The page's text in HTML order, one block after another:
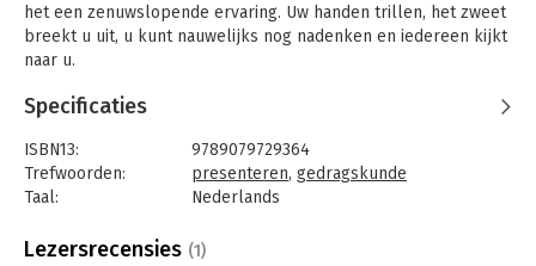
het een zenuwslopende ervaring. Uw handen trillen, het zweet
breekt u uit, u kunt nauwelijks nog nadenken en iedereen kijkt
naar u.
Vaak denken mensen dat hier niets aan te doen is. Niets is
echter minder waar. In 'Plankenkoorts' biedt Rob Faltin
praktische oefeningen - gebaseerd op cognitieve
gedragstherapie en exposuretherapie - om stapsgewijs
gevreesde situaties tegemoet te treden.
Specificaties
ISBN13:
9789079729364
Trefwoorden:
presenteren, gedragskunde
Taal:
Nederlands
Aantal pagina's:
174
Lezersrecensies (1)